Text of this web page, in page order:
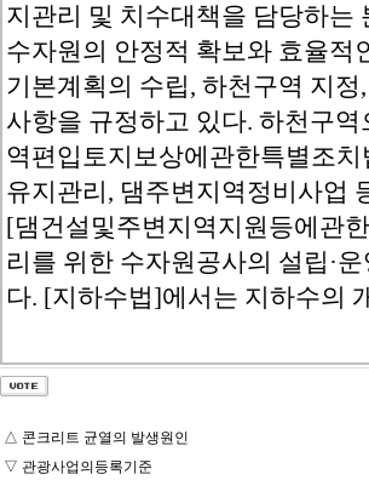
지관리 및 치수대책을 담당하는
수자원의 안정적 확보와 효율적
기본계획의 수립, 하천구역 지
사항을 규정하고 있다. 하천구
역편입토지보상에관한특별조
유지관리, 댐주변지역정비사업
[댐건설및주변지역지원등에관
리를 위한 수자원공사의 설립·
다. [지하수법]에서는 지하수의
△ 콘크리트 균열의 발생원인
▽ 관광사업의등록기준